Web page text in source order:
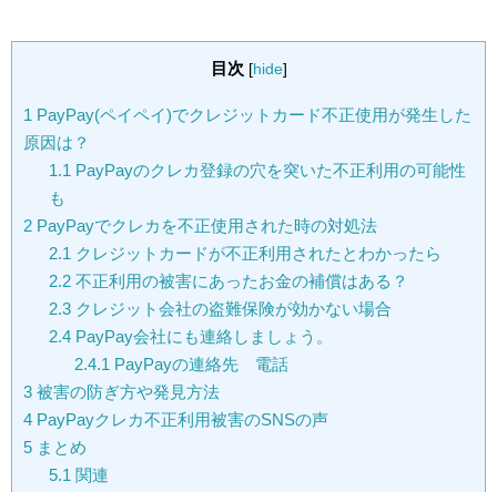
目次 [hide]
1 PayPay(ペイペイ)でクレジットカード不正使用が発生した
原因は？
1.1 PayPayのクレカ登録の穴を突いた不正利用の可能性
も
2 PayPayでクレカを不正使用された時の対処法
2.1 クレジットカードが不正利用されたとわかったら
2.2不正利用の被害にあったお金の補償はある？
2.3クレジット会社の盗難保険が効かない場合
2.4PayPay会社にも連絡しましょう。
2.4.1 PayPayの連絡先 電話
3 被害の防ぎ方や発見方法
4 PayPayクレカ不正利用被害のSNSの声
5 まとめ
5.1 関連